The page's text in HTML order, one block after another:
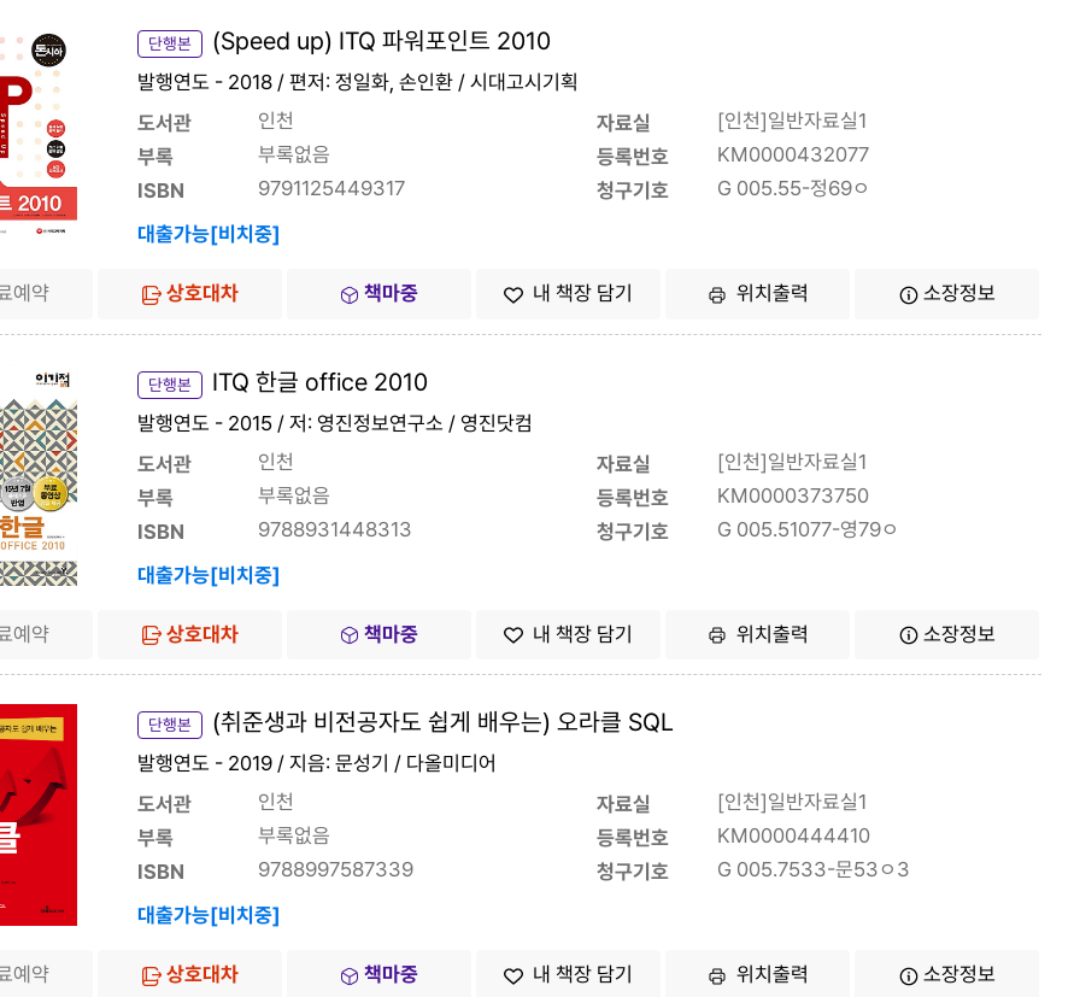
단행본 (Speed up) ITQ 파워포인트 2010
발행연도 - 2018 / 편저: 정일화, 손인환 / 시대고시기획
도서관
인천 자료실
[인천]일반자료실1
부록
부록없음 등록번호
KM0000432077
ISBN
9791125449317 청구기호
G 005.55-정69ㅇ
대출가능[비치중]
예약 상호대차 책마중 내 책장 담기 위치출력 소장정보
단행본 ITQ 한글 office 2010
발행연도 - 2015 / 저: 영진정보연구소 / 영진닷컴
도서관
인천 자료실
[인천]일반자료실1
부록
부록없음 등록번호
KM0000373750
ISBN
9788931448313 청구기호
G 005.51077-영79ㅇ
대출가능[비치중]
예약 상호대차 책마중 내 책장 담기 위치출력 소장정보
단행본 (취준생과 비전공자도 쉽게 배우는) 오라클 SQL
발행연도 - 2019 / 지음: 문성기 / 다올미디어
도서관
인천 자료실
[인천]일반자료실1
부록
부록없음 등록번호
KM0000444410
ISBN
9788997587339 청구기호
G 005.7533-문53ㅇ3
대출가능[비치중]
예약 상호대차 책마중 내 책장 담기 위치출력 소장정보